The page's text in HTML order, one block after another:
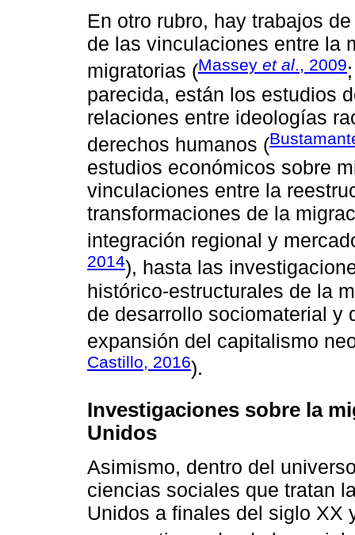
En otro rubro, hay trabajos
de las vinculaciones entre la
migratorias (Massey et al., 2009
parecida, están los estudios
relaciones entre ideologías
derechos humanos (
estudios económicos sobre
vinculaciones entre la
transformaciones de la
integración regional y
2014), hasta las
histórico-estructurales de la
de desarrollo sociomaterial y
expansión del capitalismo
Castillo, 2016).
Investigaciones sobre la
Unidos
Asimismo, dentro del
ciencias sociales que tratan
Unidos a finales del siglo XX